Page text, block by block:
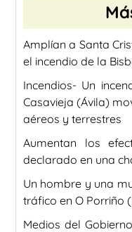
Amplían a Santa
el incendio de la
Incendios- Un
Casavieja (Ávila)
aéreos y terrestres
Aumentan los
declarado en una
Un hombre y una
tráfico en O Porriño
Medios del